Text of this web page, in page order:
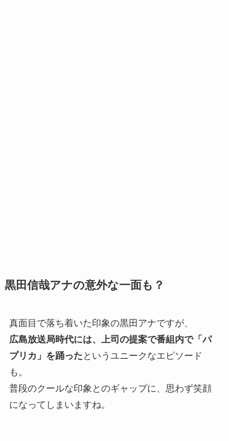
黒田信哉アナの意外な一面も？
真面目で落ち着いた印象の黒田アナですが、
広島放送局時代には、上司の提案で番組内で「パ
プリカ」を踊った というユニークなエピソード
も。
普段のクールな印象とのギャップに、思わず笑顔
になってしまいますね。